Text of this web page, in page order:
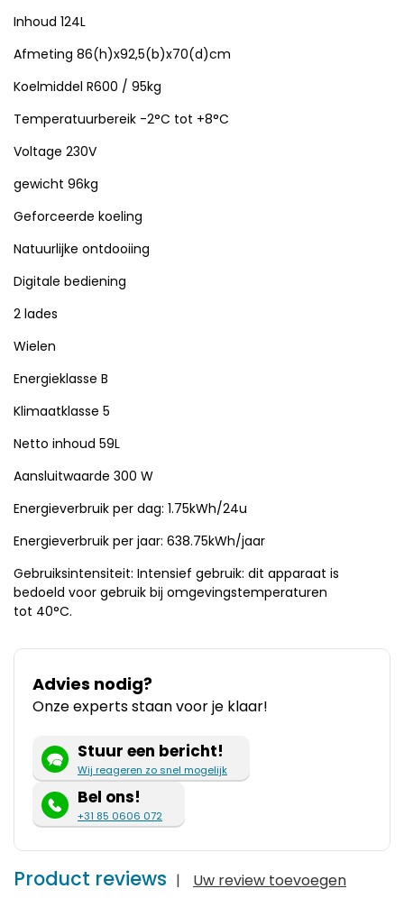
Inhoud 124L
Afmeting 86(h)x92,5(b)x70(d)cm
Koelmiddel R600 / 95kg
Temperatuurbereik -2°C tot +8°C
Voltage 230V
gewicht 96kg
Geforceerde koeling
Natuurlijke ontdooiing
Digitale bediening
2 lades
Wielen
Energieklasse B
Klimaatklasse 5
Netto inhoud 59L
Aansluitwaarde 300 W
Energieverbruik per dag: 1.75kWh/24u
Energieverbruik per jaar: 638.75kWh/jaar
Gebruiksintensiteit: Intensief gebruik: dit apparaat is
bedoeld voor gebruik bij omgevingstemperaturen
tot 40°C.
Advies nodig?
Onze experts staan voor je klaar!
Stuur een bericht!
Wij reageren zo snel mogelijk
Bel ons!
+31 85 0606 072
Product reviews | Uw review toevoegen